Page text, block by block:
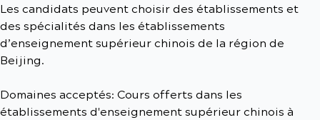
Les candidats peuvent choisir des établissements et
des spécialités dans les établissements
d’enseignement supérieur chinois de la région de
Beijing.
Domaines acceptés: Cours offerts dans les
établissements d'enseignement supérieur chinois à